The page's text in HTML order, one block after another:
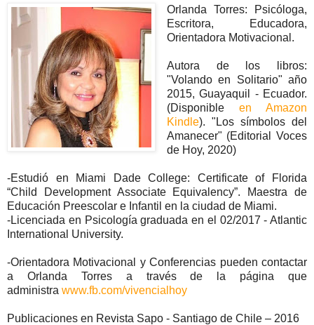
Orlanda Torres: Psicóloga,
Escritora, Educadora,
Orientadora Motivacional.
Autora de los libros:
"Volando en Solitario" año
2015, Guayaquil - Ecuador.
(Disponible en Amazon
Kindle). "Los símbolos del
Amanecer" (Editorial Voces
de Hoy, 2020)
-Estudió en Miami Dade College: Certificate of Florida
“Child Development Associate Equivalency”. Maestra de
Educación Preescolar e Infantil en la ciudad de Miami.
-Licenciada en Psicología graduada en el 02/2017 - Atlantic
International University.
-Orientadora Motivacional y Conferencias pueden contactar
a Orlanda Torres a través de la página que
administra www.fb.com/vivencialhoy
Publicaciones en Revista Sapo - Santiago de Chile – 2016